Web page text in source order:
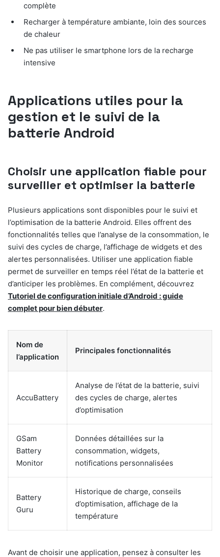
complète
Recharger à température ambiante, loin des sources
de chaleur
Ne pas utiliser le smartphone lors de la recharge
intensive
Applications utiles pour la
gestion et le suivi de la
batterie Android
Choisir une application fiable pour
surveiller et optimiser la batterie
Plusieurs applications sont disponibles pour le suivi et
l’optimisation de la batterie Android. Elles offrent des
fonctionnalités telles que l’analyse de la consommation, le
suivi des cycles de charge, l’affichage de widgets et des
alertes personnalisées. Utiliser une application fiable
permet de surveiller en temps réel l’état de la batterie et
d’anticiper les problèmes. En complément, découvrez
Tutoriel de configuration initiale d’Android : guide
complet pour bien débuter.
Nom de
l’application
Principales fonctionnalités
AccuBattery
Analyse de l’état de la batterie, suivi
des cycles de charge, alertes
d’optimisation
GSam
Battery
Monitor
Données détaillées sur la
consommation, widgets,
notifications personnalisées
Battery
Guru
Historique de charge, conseils
d’optimisation, affichage de la
température
Avant de choisir une application, pensez à consulter les